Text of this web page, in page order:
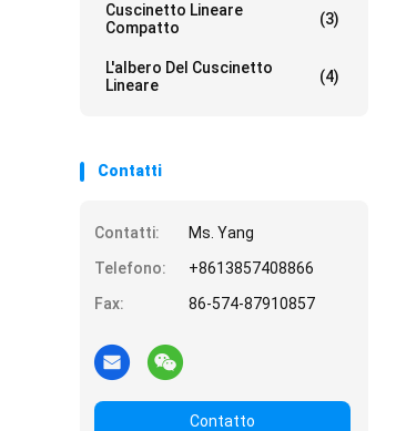
Cuscinetto Lineare
Compatto
(3)
L'albero Del Cuscinetto
Lineare
(4)
Contatti
Contatti:
Ms. Yang
Telefono:
+8613857408866
Fax:
86-574-87910857
Contatto